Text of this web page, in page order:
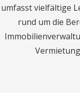
umfasst vielfältige
rund um die